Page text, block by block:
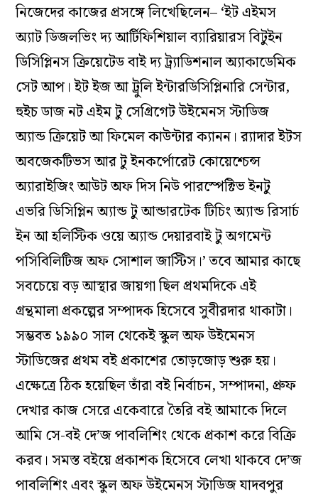
নিজেদের কাজের প্রসঙ্গে লিখেছিলেন– ‘ইট এইমস
অ্যাট ডিজলভিং দ্য আর্টিফিশিয়াল ব্যারিয়ারস বিটুইন
ডিসিপ্লিনস ক্রিয়েটেড বাই দ্য ট্র্যাডিশনাল অ্যাকাডেমিক
সেট আপ। ইট ইজ আ ট্রুলি ইন্টারডিসিপ্লিনারি সেন্টার,
হুইচ ডাজ নট এইম টু সেগ্রিগেট উইমেনস স্টাডিজ
অ্যান্ড ক্রিয়েট আ ফিমেল কাউন্টার ক্যানন। র‍্যাদার ইটস
অবজেকটিভস আর টু ইনকর্পোরেট কোয়েশ্চেন্স
অ্যারাইজিং আউট অফ দিস নিউ পারস্পেক্টিভ ইনটু
এভরি ডিসিপ্লিন অ্যান্ড টু আন্ডারটেক টিচিং অ্যান্ড রিসার্চ
ইন আ হলিস্টিক ওয়ে অ্যান্ড দেয়ারবাই টু অগমেন্ট
পসিবিলিটিজ অফ সোশাল জাস্টিস।’ তবে আমার কাছে
সবচেয়ে বড় আস্থার জায়গা ছিল প্রথমদিকে এই
গ্রন্থমালা প্রকল্পের সম্পাদক হিসেবে সুবীরদার থাকাটা।
সম্ভবত ১৯৯০ সাল থেকেই স্কুল অফ উইমেনস
স্টাডিজের প্রথম বই প্রকাশের তোড়জোড় শুরু হয়।
এক্ষেত্রে ঠিক হয়েছিল তাঁরা বই নির্বাচন, সম্পাদনা, প্রুফ
দেখার কাজ সেরে একেবারে তৈরি বই আমাকে দিলে
আমি সে-বই দে’জ পাবলিশিং থেকে প্রকাশ করে বিক্রি
করব। সমস্ত বইয়ে প্রকাশক হিসেবে লেখা থাকবে দে’জ
পাবলিশিং এবং স্কুল অফ উইমেনস স্টাডিজ যাদবপুর